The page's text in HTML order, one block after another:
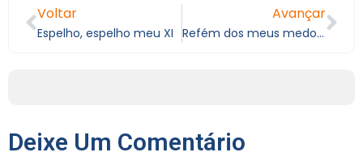
Voltar
Espelho, espelho meu XI
Avançar
Refém dos meus medos I
Deixe Um Comentário